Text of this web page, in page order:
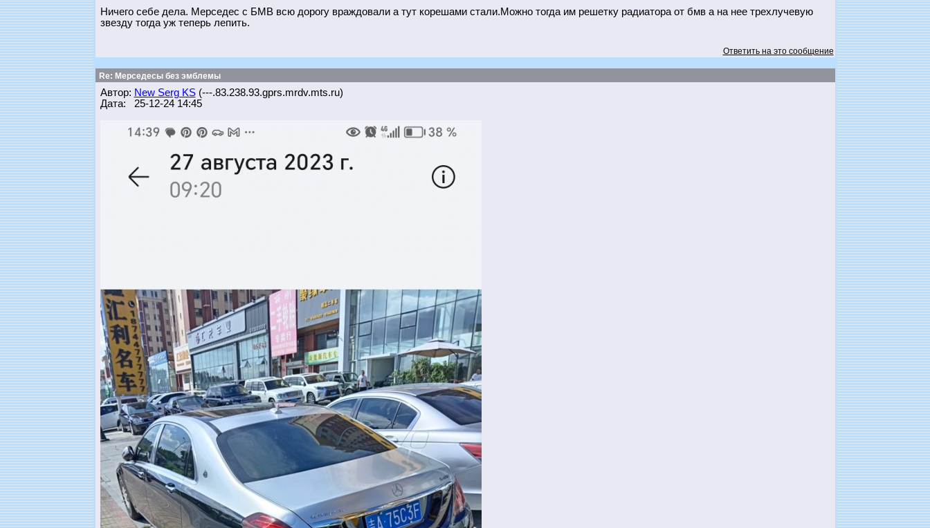
Ничего себе дела. Мерседес с БМВ всю дорогу враждовали а тут корешами стали.Можно тогда им решетку радиатора от бмв а на нее трехлучевую
звезду тогда уж теперь лепить.
Ответить на это сообщение
Re: Мерседесы без эмблемы
Автор: New Serg KS(---.83.238.93.gprs.mrdv.mts.ru)
Дата: 25-12-24 14:45